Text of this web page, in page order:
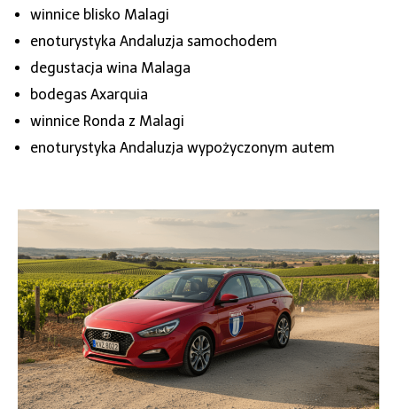
winnice blisko Malagi
enoturystyka Andaluzja samochodem
degustacja wina Malaga
bodegas Axarquia
winnice Ronda z Malagi
enoturystyka Andaluzja wypożyczonym autem